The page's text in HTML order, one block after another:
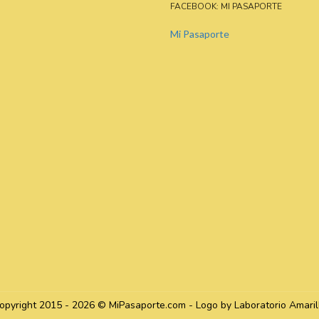
FACEBOOK: MI PASAPORTE
Mi Pasaporte
2015 - 2026 © MiPasaporte.com - Logo by Laboratorio